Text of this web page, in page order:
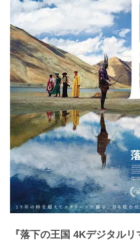
『落下の王国 4Kデジタルリ